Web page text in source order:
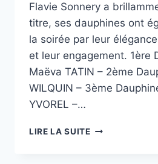
Flavie Sonnery a
titre, ses dauphines ont
la soirée par leur
et leur engagement. 1ère
Maëva TATIN – 2ème
WILQUIN – 3ème
YVOREL –…
LIRE LA SUITE